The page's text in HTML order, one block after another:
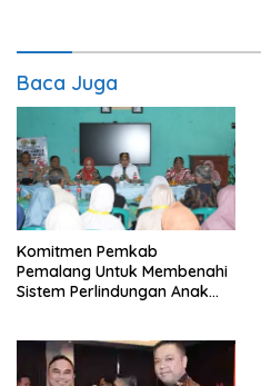
Baca Juga
Komitmen Pemkab
Pemalang Untuk Membenahi
Sistem Perlindungan Anak